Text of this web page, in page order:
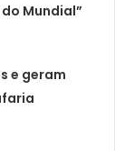
Mundial”
e geram